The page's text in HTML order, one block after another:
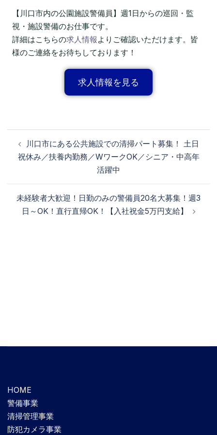
【川口市内の公園施設警備員】週1日からの巡回・監
視・施設警備のお仕事です。
詳細はこちらの求人情報 よりご確認いただけます。皆
様のご連絡をお待ちしております！
求人情報を見る
川口市にある公共施設での清掃パート募集！ 土日
祝休み／扶養内勤務／WワークOK／シニア・中高年
活躍中
未経験者大歓迎！日勤のみの警備員20名大募集！週3
日～OK！直行直帰OK！【入社祝金5万円支給】
HOME
警備事業
清掃管理事業
防犯カメラ事業